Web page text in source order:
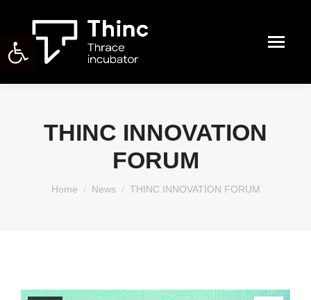
Open toolbar Search:
ΤHINC INNOVATION
FORUM
You are here:
Home News ΤHINC INNOVATION FORUM